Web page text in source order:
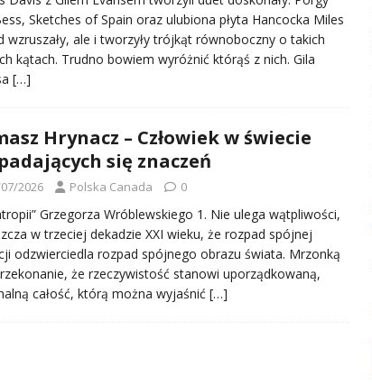
Sketches of Spain oraz ulubiona płyta Hancocka Miles
wzruszały, ale i tworzyły trójkąt równoboczny o takich
kątach. Trudno bowiem wyróżnić którąś z nich. Gila
[…]
Hrynacz – Człowiek w świecie
się znaczeń
2026 Polska Canada 0
Grzegorza Wróblewskiego 1. Nie ulega wątpliwości,
w trzeciej dekadzie XXI wieku, że rozpad spójnej
odzwierciedla rozpad spójnego obrazu świata. Mrzonką
że rzeczywistość stanowi uporządkowaną,
całość, którą można wyjaśnić […]